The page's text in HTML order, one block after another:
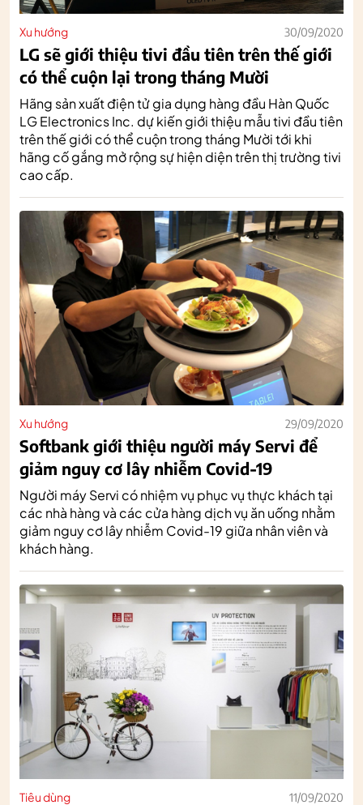
Xu hướng 30/09/2020
LG sẽ giới thiệu tivi đầu tiên trên thế giới
có thể cuộn lại trong tháng Mười
Hãng sản xuất điện tử gia dụng hàng đầu Hàn Quốc
LG Electronics Inc. dự kiến giới thiệu mẫu tivi đầu tiên
trên thế giới có thể cuộn trong tháng Mười tới khi
hãng cố gắng mở rộng sự hiện diện trên thị trường tivi
cao cấp.
Xu hướng 29/09/2020
Softbank giới thiệu người máy Servi để
giảm nguy cơ lây nhiễm Covid-19
Người máy Servi có nhiệm vụ phục vụ thực khách tại
các nhà hàng và các cửa hàng dịch vụ ăn uống nhằm
giảm nguy cơ lây nhiễm Covid-19 giữa nhân viên và
khách hàng.
Tiêu dùng 11/09/2020